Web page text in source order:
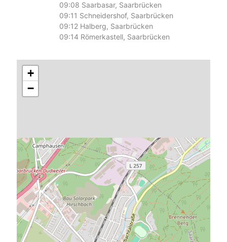
09:08 Saarbasar, Saarbrücken
09:11 Schneidershof, Saarbrücken
09:12 Halberg, Saarbrücken
09:14 Römerkastell, Saarbrücken
+
−